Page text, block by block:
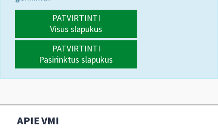
PATVIRTINTI
Visus slapukus
PATVIRTINTI
Pasirinktus slapukus
APIE VMI